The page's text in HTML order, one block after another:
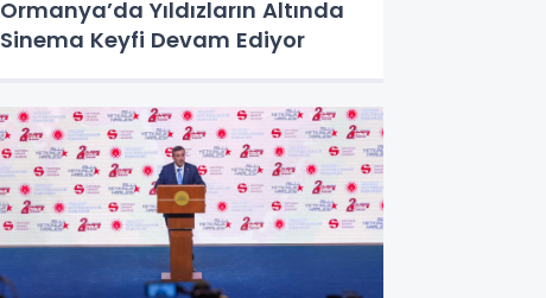
Ormanya’da Yıldızların Altında
Sinema Keyfi Devam Ediyor